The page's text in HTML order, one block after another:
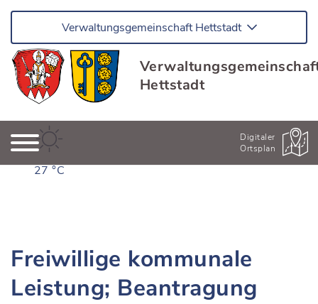
Verwaltungsgemeinschaft Hettstadt
Hettstadt
27 °C
Digitaler
Ortsplan
Freiwillige kommunale
Leistung; Beantragung